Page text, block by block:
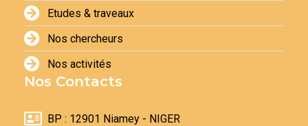
Etudes & traveaux
Nos chercheurs
Nos activités
Nos Contacts
BP : 12901 Niamey - NIGER